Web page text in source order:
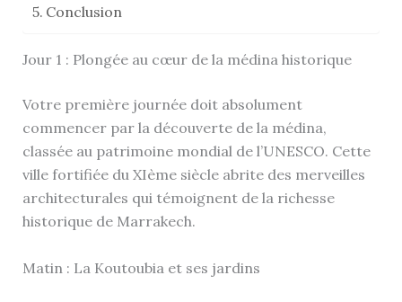
Conclusion
Jour 1 : Plongée au cœur de la médina historique
Votre première journée doit absolument
commencer par la découverte de la médina,
classée au patrimoine mondial de l’UNESCO. Cette
ville fortifiée du XIème siècle abrite des merveilles
architecturales qui témoignent de la richesse
historique de Marrakech.
Matin : La Koutoubia et ses jardins